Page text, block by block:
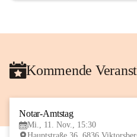
Kommende
Notar-Amtstag
Mi., 11. Nov., 15:30